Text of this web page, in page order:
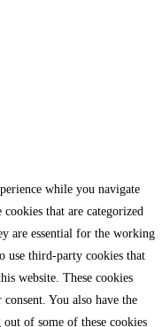
while you navigate
that are categorized
are essential for the working
use third-party cookies that
website. These cookies
You also have the
of some of these cookies